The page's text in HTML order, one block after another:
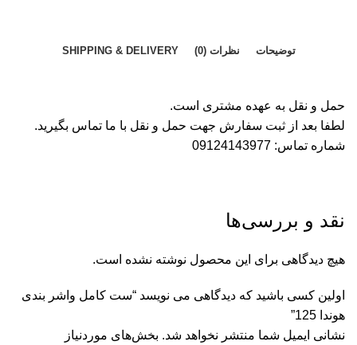
توضیحات نظرات (0) SHIPPING & DELIVERY
حمل و نقل به عهده مشتری است.
لطفا بعد از ثبت سفارش جهت حمل و نقل با ما تماس بگیرید.
شماره تماس: 09124143977
نقد و بررسی‌ها
هیچ دیدگاهی برای این محصول نوشته نشده است.
اولین کسی باشید که دیدگاهی می نویسد “ست کامل واشر بندی
هوندا 125”
نشانی ایمیل شما منتشر نخواهد شد. بخش‌های موردنیاز